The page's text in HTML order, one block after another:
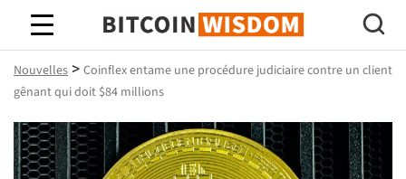
Bitcoin Sagesse
Nouvelles > Coinflex entame une procédure judiciaire contre un client
gênant qui doit $84 millions